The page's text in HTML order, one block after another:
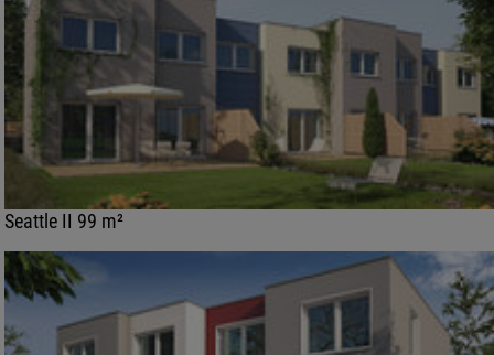
Seattle II 99 m²